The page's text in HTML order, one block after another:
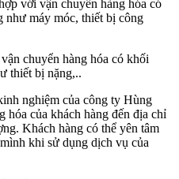
với vận chuyển hàng hóa có
máy móc, thiết bị công
chuyển hàng hóa có khối
thiết bị nặng,..
nghiệm của công ty Hùng
của khách hàng đến địa chỉ
Khách hàng có thể yên tâm
khi sử dụng dịch vụ của